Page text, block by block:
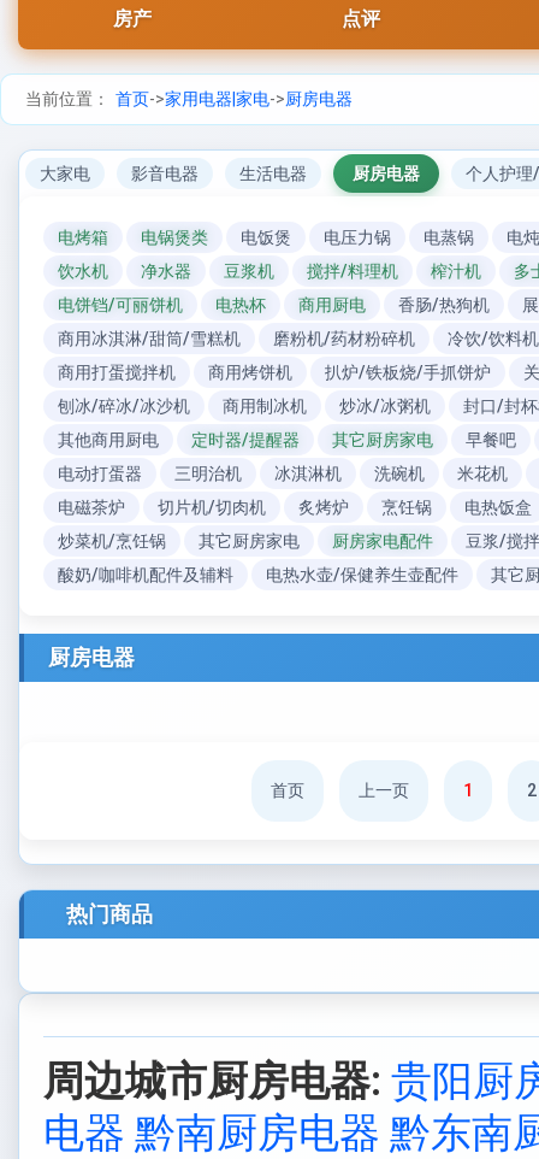
房产 点评
当前位置： 首页->家用电器|家电->厨房电器
大家电 影音电器 生活电器 厨房电器 个人护
电烤箱 电锅煲类 电饭煲 电压力锅 电蒸锅
电
饮水机
净水器 豆浆机 搅拌/料理机 榨汁机
多
电饼铛/可丽饼机
电热杯 商用厨电 香肠/热狗机
商用冰淇淋/甜筒/雪糕机
磨粉机/药材粉碎机
冷饮/饮料机
商用打蛋搅拌机
商用烤饼机 扒炉/铁板烧/手抓饼炉
刨冰/碎冰/冰沙机
商用制冰机 炒冰/冰粥机
封口/封
其他商用厨电
定时器/提醒器 其它厨房家电
早餐吧
电动打蛋器
三明治机 冰淇淋机 洗碗机
米花机
电磁茶炉
切片机/切肉机 炙烤炉 烹饪锅
电热饭盒
炒菜机/烹饪锅
其它厨房家电 厨房家电配件
豆浆/搅
酸奶/咖啡机配件及辅料
电热水壶/保健养生壶配件 其它
厨房电器
首页 上一页 1 2
热门商品
周边城市厨房电器: 贵阳厨
电器 黔南厨房电器 黔东南